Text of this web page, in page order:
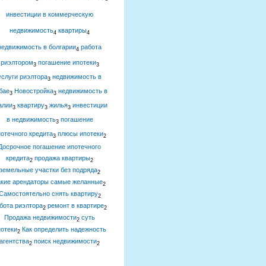
инвестиции в коммерческую
недвижимость4 квартиры4
в болгарии4 работа
риэлтором3 погашение ипотеки3
риэлтора3 недвижимость в
3 Новостройка3 недвижимость в
3 квартиру3 жилья3 инвестиции
в недвижимость3 погашение
кредита3 плюсы ипотеки2
погашение ипотечного
кредита2 продажа квартиры2
земельные участки без подряда2
арендаторы самые желанные2
снять квартиру2
риэлтора2 ремонт в квартире2
Продажа недвижимости2 суть
2 Как определить надежность
агентства2 поиск недвижимости2